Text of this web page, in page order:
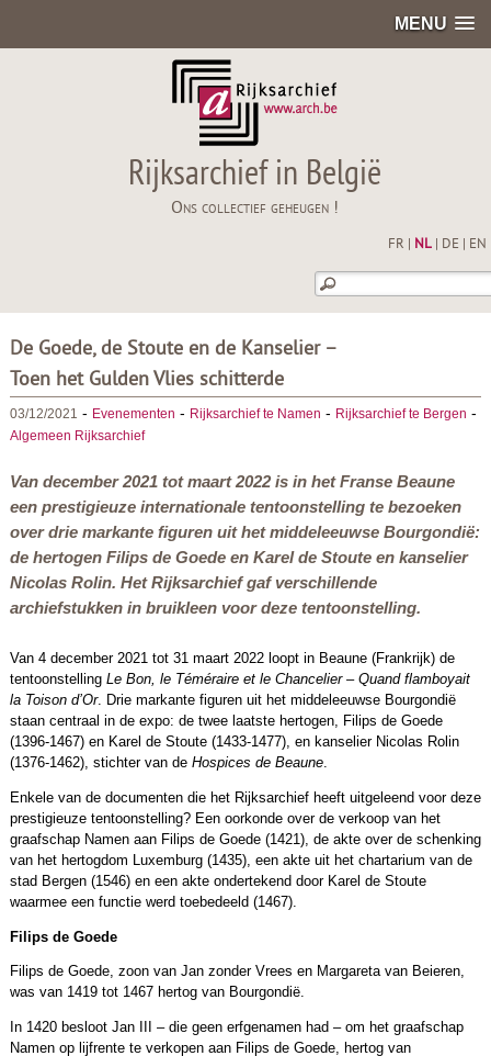
MENU
Rijksarchief in België
Ons collectief geheugen !
FR NL| DE EN
De Goede, de Stoute en de Kanselier –
Toen het Gulden Vlies schitterde
03/12/2021 - Evenementen - Rijksarchief te Namen - Rijksarchief te Bergen -
Algemeen Rijksarchief
Van december 2021 tot maart 2022 is in het Franse Beaune
een prestigieuze internationale tentoonstelling te bezoeken
over drie markante figuren uit het middeleeuwse Bourgondië:
de hertogen Filips de Goede en Karel de Stoute en kanselier
Nicolas Rolin. Het Rijksarchief gaf verschillende
archiefstukken in bruikleen voor deze tentoonstelling.
Van 4 december 2021 tot 31 maart 2022 loopt in Beaune (Frankrijk) de
tentoonstelling Le Bon, le Téméraire et le Chancelier – Quand flamboyait
la Toison d’Or. Drie markante figuren uit het middeleeuwse Bourgondië
staan centraal in de expo: de twee laatste hertogen, Filips de Goede
(1396-1467) en Karel de Stoute (1433-1477), en kanselier Nicolas Rolin
(1376-1462), stichter van de Hospices de Beaune.
Enkele van de documenten die het Rijksarchief heeft uitgeleend voor deze
prestigieuze tentoonstelling? Een oorkonde over de verkoop van het
graafschap Namen aan Filips de Goede (1421), de akte over de schenking
van het hertogdom Luxemburg (1435), een akte uit het chartarium van de
stad Bergen (1546) en een akte ondertekend door Karel de Stoute
waarmee een functie werd toebedeeld (1467).
Filips de Goede
Filips de Goede, zoon van Jan zonder Vrees en Margareta van Beieren,
was van 1419 tot 1467 hertog van Bourgondië.
In 1420 besloot Jan III – die geen erfgenamen had – om het graafschap
Namen op lijfrente te verkopen aan Filips de Goede, hertog van